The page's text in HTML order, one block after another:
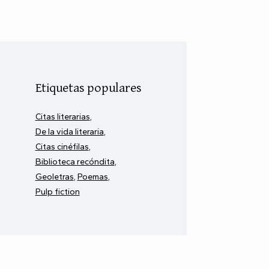
Etiquetas populares
Citas literarias
De la vida literaria
Citas cinéfilas
Biblioteca recóndita
Geoletras Poemas
Pulp fiction